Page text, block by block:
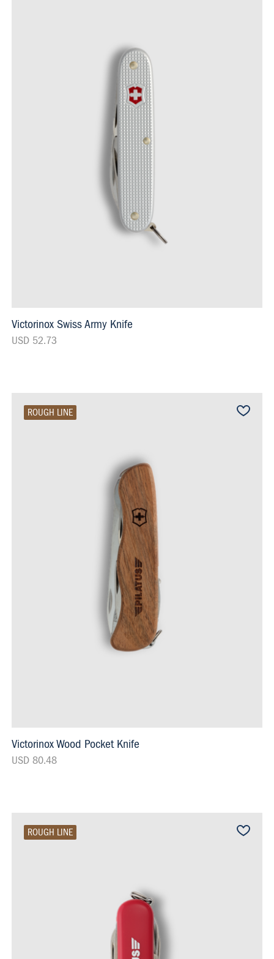
Victorinox Swiss Army Knife
USD 52.73
ROUGH LINE
Victorinox Wood Pocket Knife
USD 80.48
ROUGH LINE